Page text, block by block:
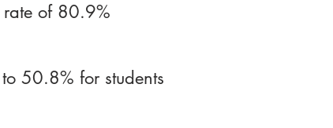
of 80.9%
50.8% for students